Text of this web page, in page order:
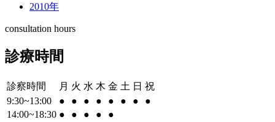
2010年
consultation hours
診療時間
診察時間 月 火 水 木 金 土 日 祝
9:30~13:00
● ● ● ● ● ● ●
●
14:00~18:30 ● ● ● ●
●